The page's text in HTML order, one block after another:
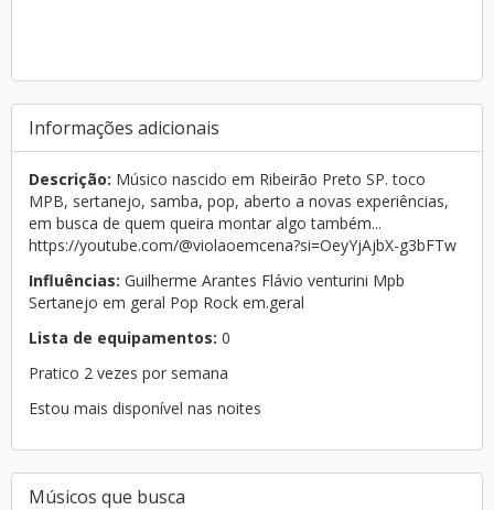
Informações adicionais
Descrição: Músico nascido em Ribeirão Preto SP. toco
MPB, sertanejo, samba, pop, aberto a novas experiências,
em busca de quem queira montar algo também...
https://youtube.com/@violaoemcena?si=OeyYjAjbX-g3bFTw
Influências: Guilherme Arantes Flávio venturini Mpb
Sertanejo em geral Pop Rock em.geral
Lista de equipamentos: 0
Pratico 2 vezes por semana
Estou mais disponível nas noites
Músicos que busca